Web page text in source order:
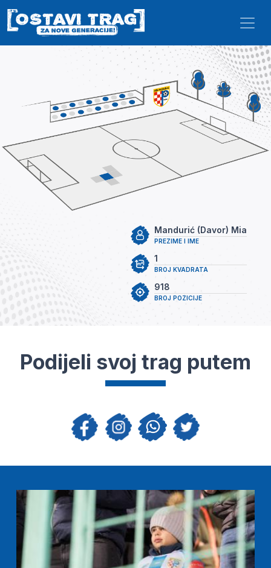
Skip to main content
PREZIME I IME
Mandurić (Davor) Mia
BROJ KVADRATA
1
BROJ POZICIJE
918
Podijeli svoj trag putem